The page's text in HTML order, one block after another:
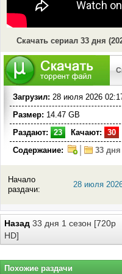
Скачать сериал 33 дня
Загрузил: 28 июля 2026
Размер: 14.47 GB
Раздают:
23 Качают: 30
Содержание:
33
Начало
раздачи:
28 июля
Назад 33 дня 1 сезон [720p
HD]
Похожие раздачи